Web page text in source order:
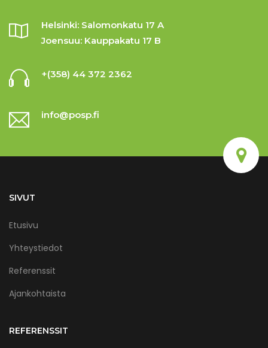
Helsinki: Salomonkatu 17 A
Joensuu: Kauppakatu 17 B
+(358) 44 372 2362
info@posp.fi
SIVUT
Etusivu
Yhteystiedot
Referenssit
Ajankohtaista
REFERENSSIT